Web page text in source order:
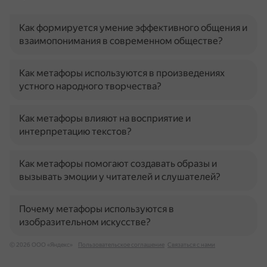
Как формируется умение эффективного общения и
взаимопонимания в современном обществе?
Как метафоры используются в произведениях
устного народного творчества?
Как метафоры влияют на восприятие и
интерпретацию текстов?
Как метафоры помогают создавать образы и
вызывать эмоции у читателей и слушателей?
Почему метафоры используются в
изобразительном искусстве?
© 2026 ООО «Яндекс» Пользовательское соглашение Связаться с нами